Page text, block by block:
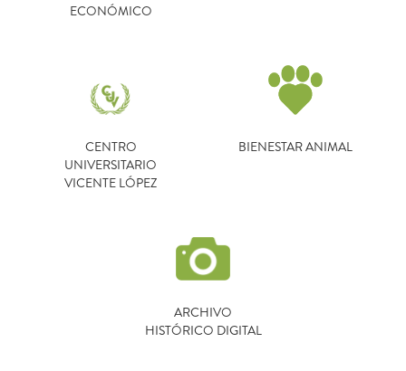
ECONÓMICO
CENTRO
UNIVERSITARIO
VICENTE LÓPEZ
BIENESTAR ANIMAL
ARCHIVO
HISTÓRICO DIGITAL